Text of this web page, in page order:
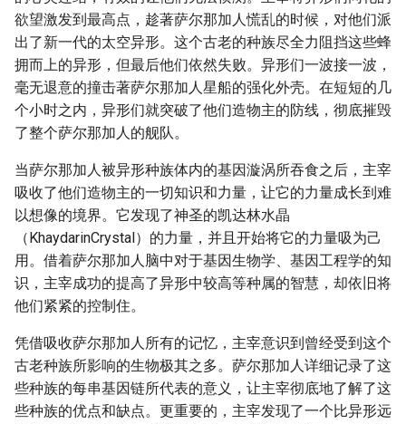
欲望激发到最高点，趁著萨尔那加人慌乱的时候，对他们派
出了新一代的太空异形。这个古老的种族尽全力阻挡这些蜂
拥而上的异形，但最后他们依然失败。异形们一波接一波，
毫无退意的撞击著萨尔那加人星船的强化外壳。在短短的几
个小时之内，异形们就突破了他们造物主的防线，彻底摧毁
了整个萨尔那加人的舰队。
当萨尔那加人被异形种族体内的基因漩涡所吞食之后，主宰
吸收了他们造物主的一切知识和力量，让它的力量成长到难
以想像的境界。它发现了神圣的凯达林水晶
（KhaydarinCrystal）的力量，并且开始将它的力量吸为己
用。借着萨尔那加人脑中对于基因生物学、基因工程学的知
识，主宰成功的提高了异形中较高等种属的智慧，却依旧将
他们紧紧的控制住。
凭借吸收萨尔那加人所有的记忆，主宰意识到曾经受到这个
古老种族所影响的生物极其之多。萨尔那加人详细记录了这
些种族的每串基因链所代表的意义，让主宰彻底地了解了这
些种族的优点和缺点。更重要的，主宰发现了一个比异形远